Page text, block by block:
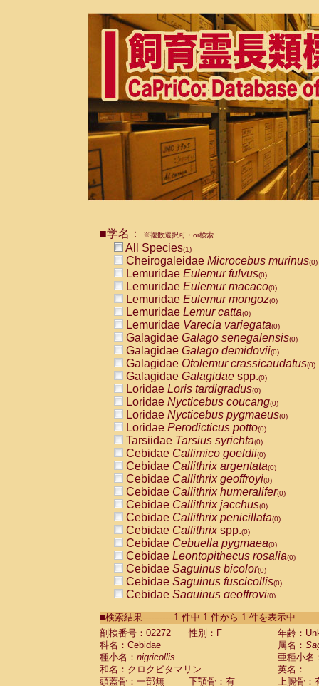
■学名： ※複数選択可・or検索
All Species(1)
Cheirogaleidae Microcebus murinus(0)
Lemuridae Eulemur fulvus(0)
Lemuridae Eulemur macaco(0)
Lemuridae Eulemur mongoz(0)
Lemuridae Lemur catta(0)
Lemuridae Varecia variegata(0)
Galagidae Galago senegalensis(0)
Galagidae Galago demidovii(0)
Galagidae Otolemur crassicaudatus(0)
Galagidae Galagidae spp.(0)
Loridae Loris tardigradus(0)
Loridae Nycticebus coucang(0)
Loridae Nycticebus pygmaeus(0)
Loridae Perodicticus potto(0)
Tarsiidae Tarsius syrichta(0)
Cebidae Callimico goeldii(0)
Cebidae Callithrix argentata(0)
Cebidae Callithrix geoffroyi(0)
Cebidae Callithrix humeralifer(0)
Cebidae Callithrix jacchus(0)
Cebidae Callithrix penicillata(0)
Cebidae Callithrixspp.(0)
Cebidae Cebuella pygmaea(0)
Cebidae Leontopithecus rosalia(0)
Cebidae Saguinus bicolor(0)
Cebidae Saguinus fuscicollis(0)
Cebidae Saguinus geoffroyi(0)
CebidaeSaguinus labiatus(0)
Cebidae Saguinus leucopus (0)
Cebidae
CebidaeSaguinus mystax
CebidaeSaguinus nigricollis (1)
■検索結果-----------1 件中 1 件から 1 件を表示中
剖検番号：02272
性別：F
年齢：
科名：Cebidae
属名：
種小名： nigricollis
亜種小名
和名：クロクビタマリン
英名：
頭蓋骨：一部無
下顎骨：有
上腕骨：